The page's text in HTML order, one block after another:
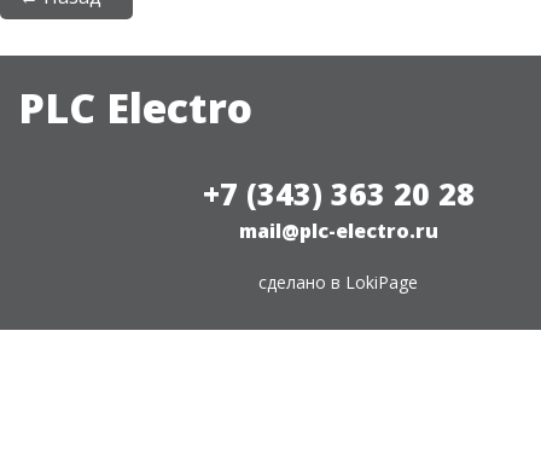
PLC Electro
+7 (343) 363 20 28
mail@plc-electro.ru
сделано в LokiPage